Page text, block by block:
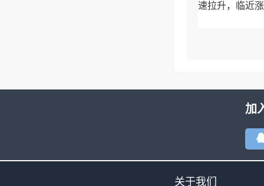
速拉升，临近
加
关于我们